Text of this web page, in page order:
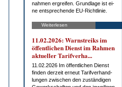
nah­men er­grei­fen. Grund­la­ge ist ei­
ne ent­spre­chen­de EU-Richt­li­nie.
Weiterlesen
11.02.2026: Warn­streiks im
öf­fent­li­chen Dienst im Rah­men
ak­tu­el­ler Ta­rif­ver­ha...
11.02.2026 Im öf­fent­li­chen Dienst
fin­den der­zeit er­neut Ta­rif­ver­hand­
lun­gen zwi­schen den zu­stän­di­gen